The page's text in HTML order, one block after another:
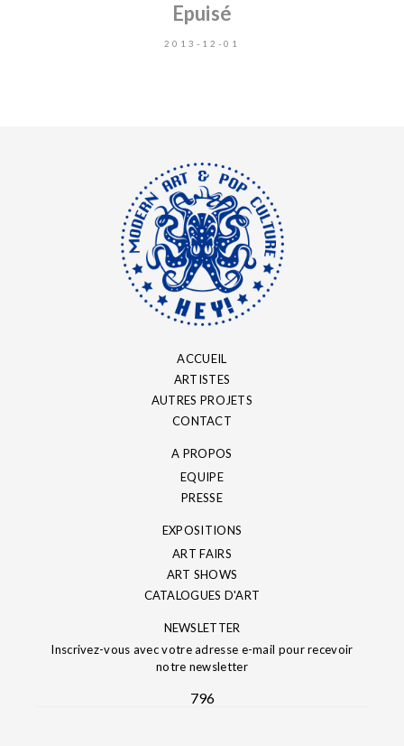
Epuisé
2013-12-01
ACCUEIL
ARTISTES
AUTRES PROJETS
CONTACT
A PROPOS
EQUIPE
PRESSE
EXPOSITIONS
ART FAIRS
ART SHOWS
CATALOGUES D'ART
NEWSLETTER
Inscrivez-vous avec votre adresse e-mail pour recevoir
notre newsletter
796